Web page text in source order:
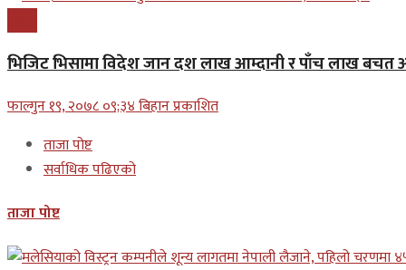
भिजिट भिसामा विदेश जान दश लाख आम्दानी र पाँच लाख बचत
फाल्गुन १९, २०७८ ०९;३४ बिहान प्रकाशित
ताजा पोष्ट
सर्वाधिक पढिएको
ताजा पोष्ट